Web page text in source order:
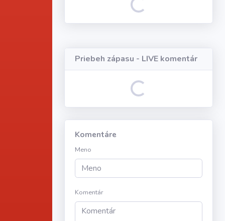
Loading...
Priebeh zápasu - LIVE komentár
Loading...
Komentáre
Meno
Komentár